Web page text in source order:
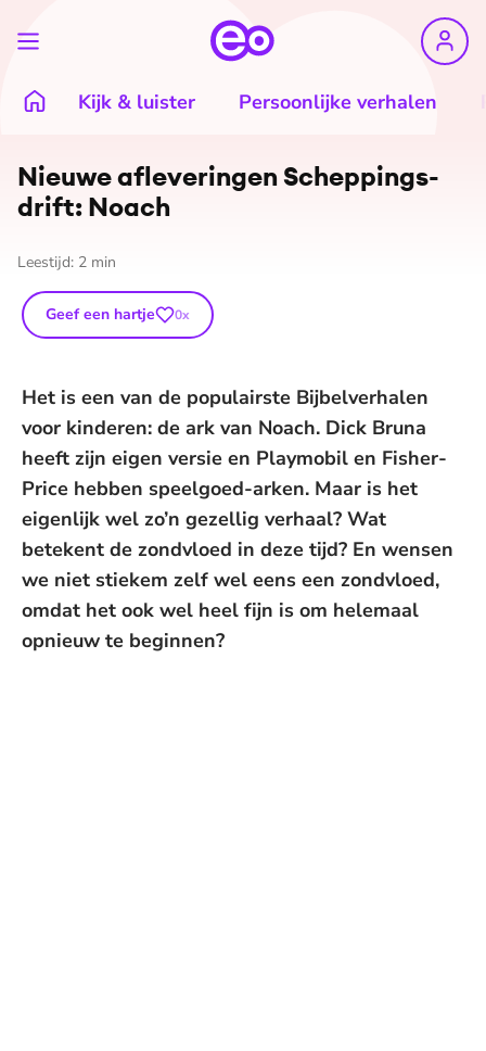
Kijk & luister Persoonlijke verhalen
Nieuwe afleveringen Schep­pings­
drift: Noach
Leestijd: 2 min
Geef een hartje 0x
Het is een van de populairste Bijbelverhalen
voor kinderen: de ark van Noach. Dick Bruna
heeft zijn eigen versie en Playmobil en Fisher-
Price hebben speelgoed-arken. Maar is het
eigenlijk wel zo’n gezellig verhaal? Wat
betekent de zondvloed in deze tijd? En wensen
we niet stiekem zelf wel eens een zondvloed,
omdat het ook wel heel fijn is om helemaal
opnieuw te beginnen?